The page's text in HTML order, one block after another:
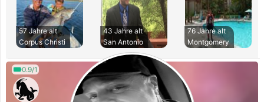
57 Jahre alt
Corpus Christi
43 Jahre alt
San Antonio
76 Jahre alt
Montgomery
0.9/1